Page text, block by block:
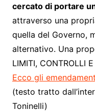
cercato di portare
attraverso una
quella del Governo,
alternativo. Una
LIMITI, CONTROLLI
Ecco gli
(testo tratto
Toninelli)